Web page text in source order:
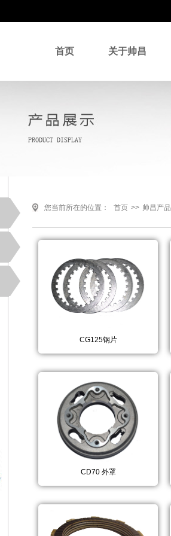
首页 关于帅昌
您当前所在的位置： 首页 >> 帅昌产品
CG125钢片
CD70 外罩